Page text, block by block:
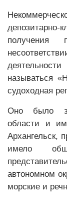
называться
судоходная
Оно было
области и
Архангельск,
имело
автономном
морские и